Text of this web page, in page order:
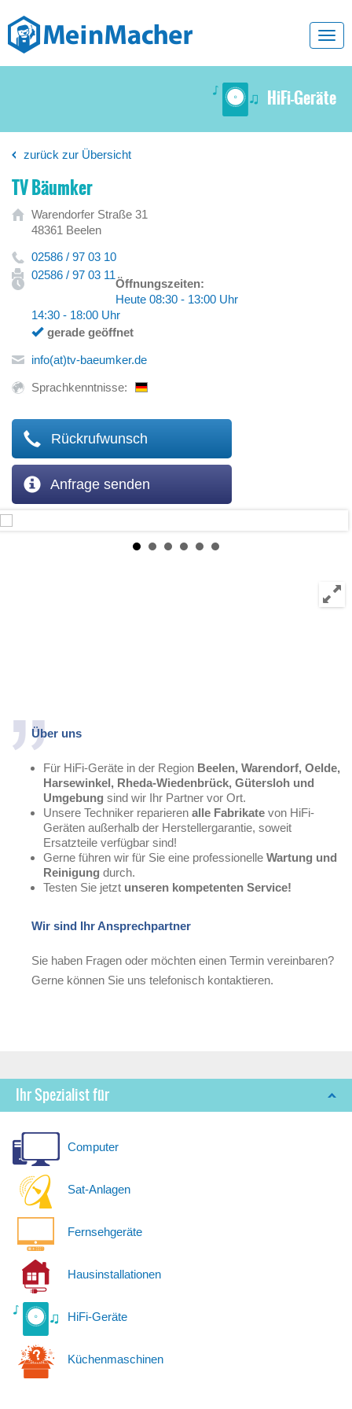
HiFi-Geräte
zurück zur Übersicht
TV Bäumker
Warendorfer Straße 31
48361 Beelen
02586 / 97 03 10
02586 / 97 03 11
Öffnungszeiten:
Heute 08:30 - 13:00 Uhr
14:30 - 18:00 Uhr
gerade geöffnet
info(at)tv-baeumker.de
Sprachkenntnisse:
Rückrufwunsch
Anfrage senden
Über uns
Für HiFi-Geräte in der Region Beelen, Warendorf, Oelde,
Harsewinkel, Rheda-Wiedenbrück, Gütersloh und
Umgebung sind wir Ihr Partner vor Ort.
Unsere Techniker reparieren alle Fabrikate von HiFi-
Geräten außerhalb der Herstellergarantie, soweit
Ersatzteile verfügbar sind!
Gerne führen wir für Sie eine professionelle Wartung und
Reinigung durch.
Testen Sie jetzt unseren kompetenten Service!
Wir sind Ihr Ansprechpartner
Sie haben Fragen oder möchten einen Termin vereinbaren?
Gerne können Sie uns telefonisch kontaktieren.
Ihr Spezialist für
Computer
Sat-Anlagen
Fernsehgeräte
Hausinstallationen
HiFi-Geräte
Küchenmaschinen